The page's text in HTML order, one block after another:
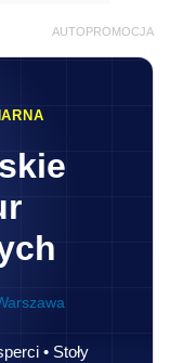
AUTOPROMOCJA
• Stoły